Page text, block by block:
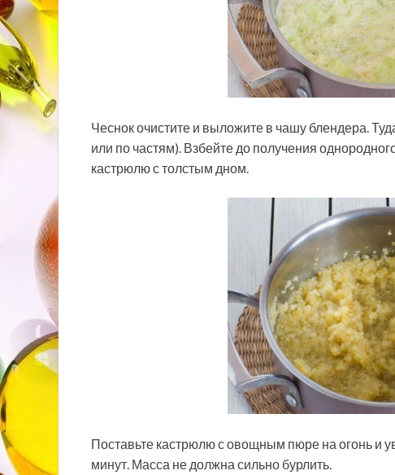
Чеснок очистите и выложите в чашу блендера.
или по частям). Взбейте до получения
кастрюлю с толстым дном.
Поставьте кастрюлю с овощным пюре на огонь и
минут. Масса не должна сильно бурлить.